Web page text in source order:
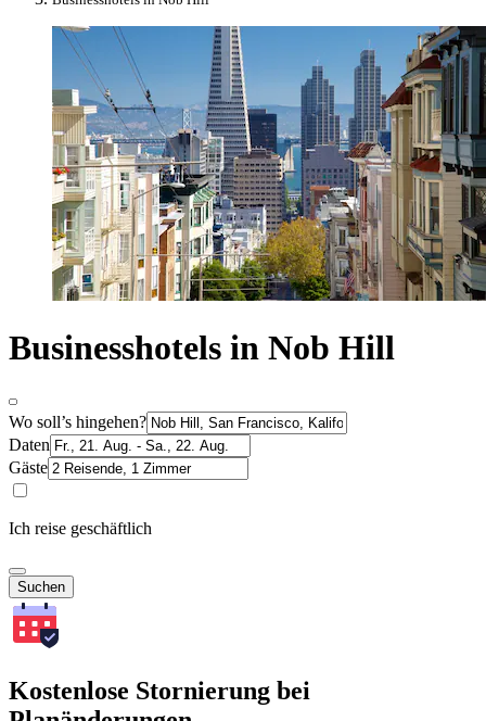
Businesshotels in Nob Hill
Wo soll’s hingehen?
Daten
Gäste
Ich reise geschäftlich
Suchen
Kostenlose Stornierung bei